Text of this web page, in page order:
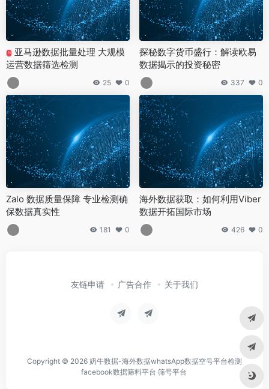
N
亚马逊数据批量处理 大规模
运营数据筛选检测
25 0
探秘数字货币盛行：解读欧易
数据揭示的投资秘密
337 0
Zalo 数据质量保障 专业检测确
保数据真实性
181 0
海外数据获取：如何利用Viber
数据开拓国际市场
426 0
友链申请 广告合作 关于我们
Copyright © 2026 奶牛数据-海外数据whatsApp数据空号平台检测
facebook数据筛料平台 筛号平台